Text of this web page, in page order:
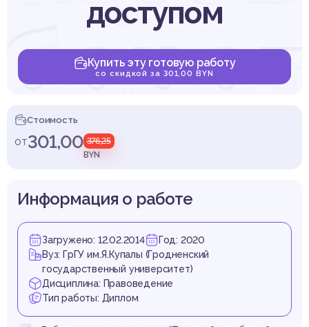
доступом
Купить эту готовую работу
со скидкой за 301,00 BYN
Стоимость
от301,00 376,25
BYN
Информация о работе
Загружено: 12.02.2014
Год: 2020
Вуз: ГрГУ им.Я.Купалы (Гродненский
государственный университет)
Дисциплина: Правоведение
Тип работы: Диплом